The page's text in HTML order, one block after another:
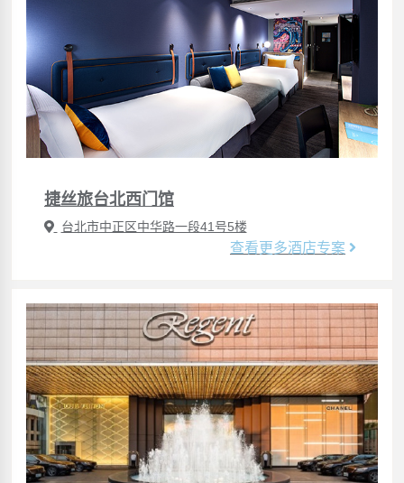
捷丝旅台北西门馆
台北市中正区中华路一段41号5楼
查看更多酒店专案